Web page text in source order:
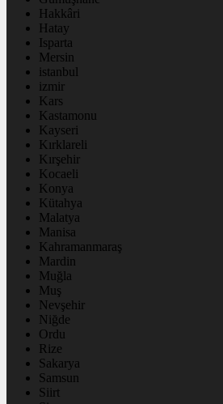
Hakkâri
Hatay
Isparta
Mersin
istanbul
izmir
Kars
Kastamonu
Kayseri
Kırklareli
Kırşehir
Kocaeli
Konya
Kütahya
Malatya
Manisa
Kahramanmaraş
Mardin
Muğla
Muş
Nevşehir
Niğde
Ordu
Rize
Sakarya
Samsun
Siirt